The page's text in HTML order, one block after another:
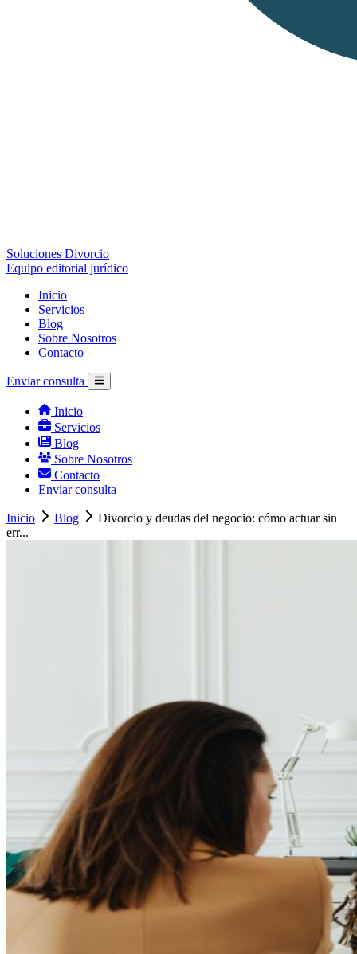
Soluciones Divorcio
Equipo editorial jurídico
Inicio
Servicios
Blog
Sobre Nosotros
Contacto
Enviar consulta
Inicio
Servicios
Blog
Sobre Nosotros
Contacto
Enviar consulta
Inicio Blog
Divorcio y deudas del negocio: cómo actuar sin
err...